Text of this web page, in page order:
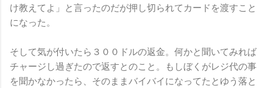
け教えてよ」と言ったのだが押し切られてカードを渡すこと
になった。
そして気が付いたら３００ドルの返金。何かと聞いてみれば
チャージし過ぎたので返すとのこと。もしぼくがレジ代の事
を聞かなかったら、そのままバイバイになってたとゆう落と